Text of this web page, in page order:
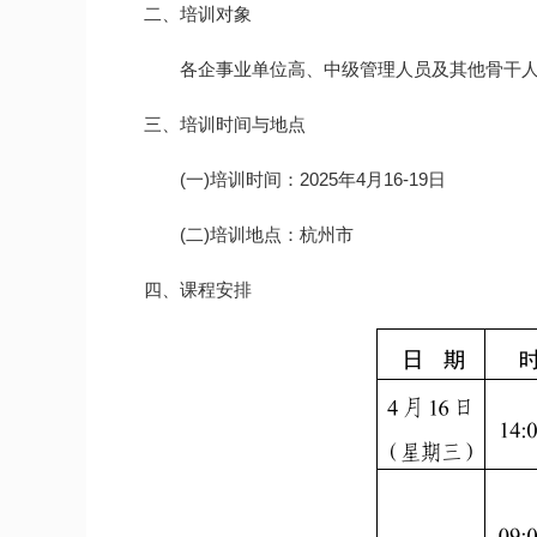
二、培训对象
各企事业单位高、中级管理人员及其他骨干
三、培训时间与地点
(一)培训时间：2025年4月16-19日
(二)培训地点：杭州市
四、课程安排